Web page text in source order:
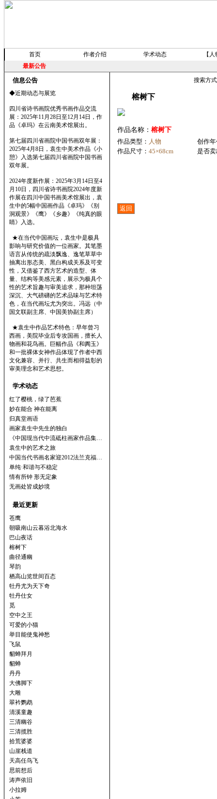
首页 作者介绍 学术动态
【
最新公告
信息公告
◆近期动态与展览
四川省诗书画院优秀书画作品交流
展：2025年11月28日至12月14日，作
品《卓玛》在云南美术馆展出。
第七届四川省画院中国书画双年展：
2025年4月8日，袁生中美术作品《小
憩》入选第七届四川省画院中国书画
双年展。
2024年度新作展：2025年3月14日至4
月10日，四川省诗书画院2024年度新
作展在四川中国书画美术馆展出，袁
生中的5幅中国画作品《卓玛》《别
洞观景》《鹰》《乡趣》《纯真的眼
睛》入选。
★在当代中国画坛，袁生中是极具
影响与研究价值的一位画家。其笔墨
语言从传统的疏淡飘逸、逸笔草草中
抽离出形态美、黑白构成关系及可变
性，又借鉴了西方艺术的造型、体
量、结构等美感元素，展示为极具个
性的艺术旨趣与审美追求，那种坦荡
深沉、大气磅礴的艺术品味与艺术特
色，在当代画坛尤为突出。冯远（中
国文联副主席、中国美协副主席）
★袁生中作品艺术特色：早年曾习
西画，美院毕业后专攻国画，擅长人
物画和花鸟画。巨幅作品《和阗玉》
和一批裸体女神作品体现了作者中西
文化兼容、并行、共生而相得益彰的
审美理念和艺术思想。
学术动态
红了樱桃，绿了芭蕉
妙在能合 神在能离
归真堂画语
画家袁生中先生的独白
《中国现当代中流砥柱画家作品集…
袁生中的艺术之旅
中国当代书画名家迎2012法兰克福…
单纯·和谐与不稳定
情有所钟 形无定象
无画处皆成妙境
最近更新
苍鹰
朝吸南山云暮浴北海水
巴山夜话
榕树下
曲径通幽
琴韵
栖高山览世间百态
牡丹尤为天下奇
牡丹仕女
觅
空中之王
可爱的小猫
举目能使鬼神愁
飞鼠
貂蝉拜月
貂蝉
丹丹
大佛脚下
大雕
翠衿鹦鹉
清溪童趣
三清幽谷
三清揽胜
拾荒婆婆
山崖栈道
天高任鸟飞
思前想后
涛声依旧
小拉姆
搜索方
榕树下
作品名称： 榕树下
作品类型： 人物
创作
作品尺寸： 45×68cm 是否